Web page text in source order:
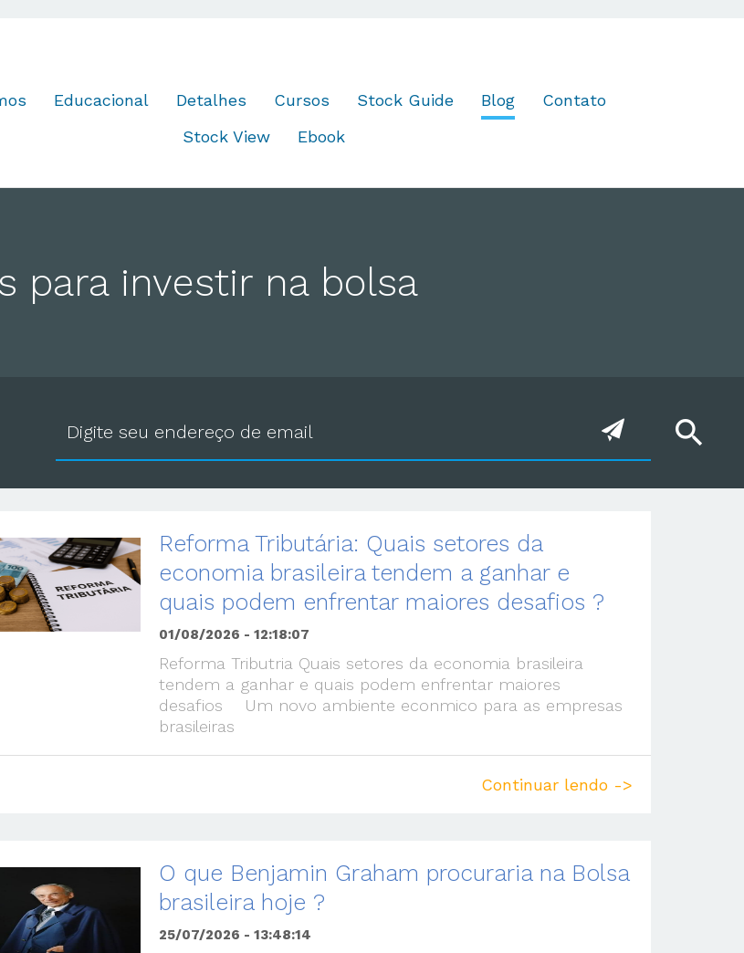
Educacional Detalhes Cursos Stock Guide Blog
Contato
Stock View
Ebook
para investir na bolsa
search
Reforma Tributária: Quais setores da
economia brasileira tendem a ganhar e
quais podem enfrentar maiores desafios ?
01/08/2026 - 12:18:07
Reforma Tributria Quais setores da economia brasileira
tendem a ganhar e quais podem enfrentar maiores
desafios Um novo ambiente econmico para as empresas
brasileiras
Continuar lendo ->
O que Benjamin Graham procuraria na Bolsa
brasileira hoje ?
25/07/2026 - 13:48:14